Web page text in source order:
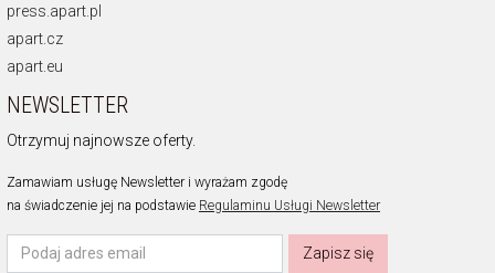
press.apart.pl
apart.cz
apart.eu
NEWSLETTER
Otrzymuj najnowsze oferty.
Zamawiam usługę Newsletter i wyrażam zgodę
na świadczenie jej na podstawie Regulaminu Usługi Newsletter
Zapisz się